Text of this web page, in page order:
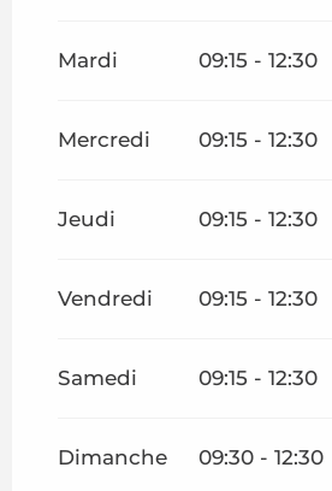
Mardi 09:15 - 12:30
Mercredi 09:15 - 12:30
Jeudi 09:15 - 12:30
Vendredi 09:15 - 12:30
Samedi 09:15 - 12:30
Dimanche 09:30 - 12:30